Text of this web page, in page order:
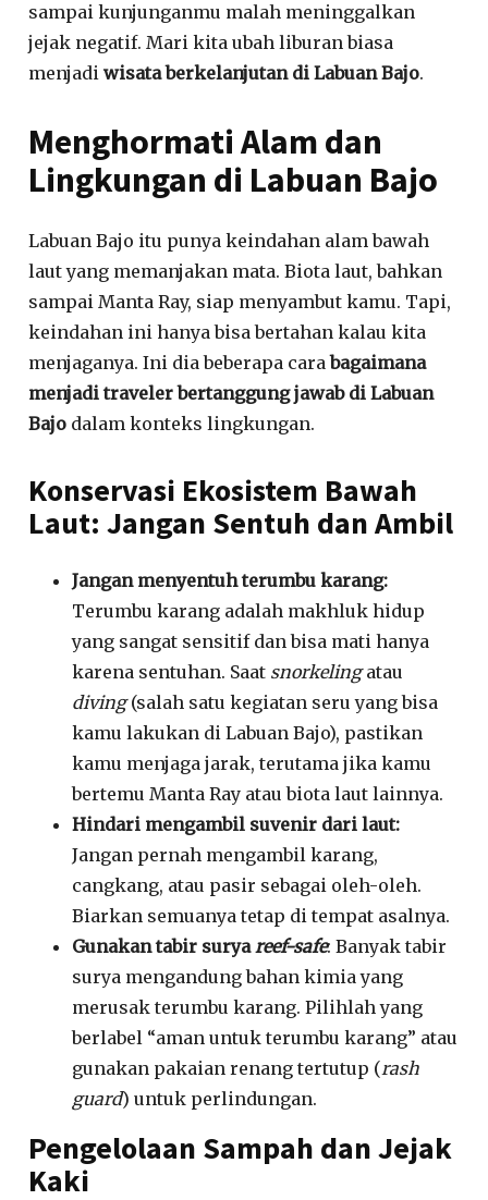
sampai kunjunganmu malah meninggalkan
jejak negatif. Mari kita ubah liburan biasa
menjadiwisata berkelanjutan di Labuan Bajo.
Menghormati Alam dan
Lingkungan di Labuan Bajo
Labuan Bajo itu punya keindahan alam bawah
laut yang memanjakan mata.Biota laut, bahkan
sampai Manta Ray, siap menyambut kamu. Tapi,
keindahan ini hanya bisa bertahan kalau kita
menjaganya. Ini dia beberapa carabagaimana
menjadi traveler bertanggung jawab di Labuan
Bajo dalam konteks lingkungan.
Konservasi Ekosistem Bawah
Laut: Jangan Sentuh dan Ambil
Jangan menyentuh terumbu karang:
Terumbu karang adalah makhluk hidup
yang sangat sensitif dan bisa mati hanya
karena sentuhan. Saat snorkelingatau
diving(salah satu kegiatan seru yang bisa
kamu lakukan di Labuan Bajo), pastikan
kamu menjaga jarak, terutama jika kamu
bertemu Manta Ray atau biota laut lainnya.
Hindari mengambil suvenir dari laut:
Jangan pernah mengambil karang,
cangkang, atau pasir sebagai oleh-oleh.
Biarkan semuanya tetap di tempat asalnya.
Gunakan tabir suryareef-safe: Banyak tabir
surya mengandung bahan kimia yang
merusak terumbu karang. Pilihlah yang
berlabel “aman untuk terumbu karang” atau
gunakan pakaian renang tertutup (rash
guard) untuk perlindungan.
Pengelolaan Sampah dan Jejak
Kaki